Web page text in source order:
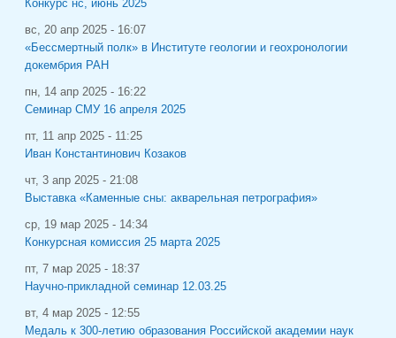
Конкурс нс, июнь 2025
вс, 20 апр 2025 - 16:07
«Бессмертный полк» в Институте геологии и геохронологии
докембрия РАН
пн, 14 апр 2025 - 16:22
Семинар СМУ 16 апреля 2025
пт, 11 апр 2025 - 11:25
Иван Константинович Козаков
чт, 3 апр 2025 - 21:08
Выставка «Каменные сны: акварельная петрография»
ср, 19 мар 2025 - 14:34
Конкурсная комиссия 25 марта 2025
пт, 7 мар 2025 - 18:37
Научно-прикладной семинар 12.03.25
вт, 4 мар 2025 - 12:55
Медаль к 300-летию образования Российской академии наук